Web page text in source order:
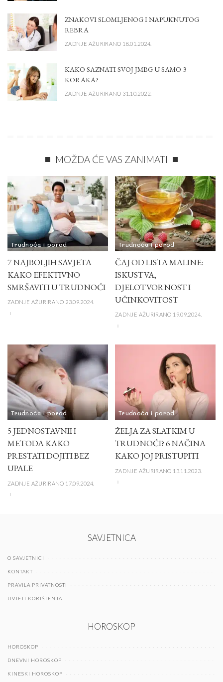
ZNAKOVI SLOMLJENOG I NAPUKNUTOG
REBRA
ZADNJE AŽURIRANO 18.01.2024.
KAKO SAZNATI SVOJ JMBG U SAMO 3
KORAKA?
ZADNJE AŽURIRANO 31.10.2022.
MOŽDA ĆE VAS ZANIMATI
Trudnoća i porod
7 NAJBOLJIH SAVJETA
KAKO EFEKTIVNO
SMRŠAVITI U TRUDNOĆI
ZADNJE AŽURIRANO 23.09.2024.
Trudnoća i porod
ČAJ OD LISTA MALINE:
ISKUSTVA,
DJELOTVORNOST I
UČINKOVITOST
ZADNJE AŽURIRANO 19.09.2024.
Trudnoća i porod
5 JEDNOSTAVNIH
METODA KAKO
PRESTATI DOJITI BEZ
UPALE
ZADNJE AŽURIRANO 17.09.2024.
Trudnoća i porod
ŽELJA ZA SLATKIM U
TRUDNOĆI? 6 NAČINA
KAKO JOJ PRISTUPITI
ZADNJE AŽURIRANO 13.11.2023.
SAVJETNICA
O SAVJETNICI
KONTAKT
PRAVILA PRIVATNOSTI
UVJETI KORIŠTENJA
HOROSKOP
HOROSKOP
DNEVNI HOROSKOP
KINESKI HOROSKOP